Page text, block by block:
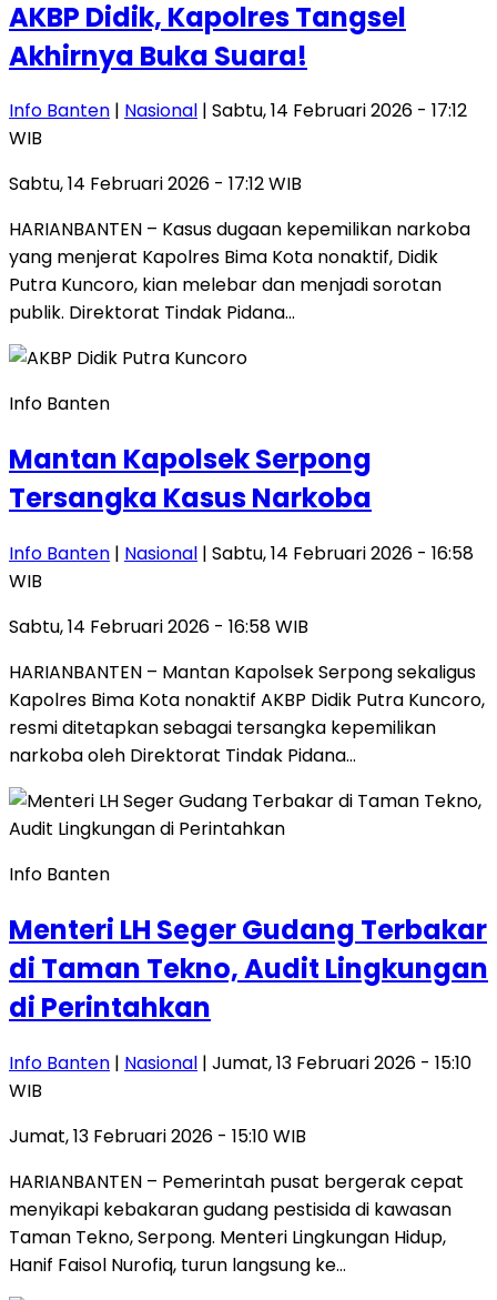
AKBP Didik, Kapolres Tangsel
Akhirnya Buka Suara!
Info Banten | Nasional | Sabtu, 14 Februari 2026 - 17:12
WIB
Sabtu, 14 Februari 2026 - 17:12 WIB
HARIANBANTEN – Kasus dugaan kepemilikan narkoba
yang menjerat Kapolres Bima Kota nonaktif, Didik
Putra Kuncoro, kian melebar dan menjadi sorotan
publik. Direktorat Tindak Pidana…
Info Banten
Mantan Kapolsek Serpong
Tersangka Kasus Narkoba
Info Banten | Nasional | Sabtu, 14 Februari 2026 - 16:58
WIB
Sabtu, 14 Februari 2026 - 16:58 WIB
HARIANBANTEN – Mantan Kapolsek Serpong sekaligus
Kapolres Bima Kota nonaktif AKBP Didik Putra Kuncoro,
resmi ditetapkan sebagai tersangka kepemilikan
narkoba oleh Direktorat Tindak Pidana…
Info Banten
Menteri LH Seger Gudang Terbakar
di Taman Tekno, Audit Lingkungan
di Perintahkan
Info Banten | Nasional | Jumat, 13 Februari 2026 - 15:10
WIB
Jumat, 13 Februari 2026 - 15:10 WIB
HARIANBANTEN – Pemerintah pusat bergerak cepat
menyikapi kebakaran gudang pestisida di kawasan
Taman Tekno, Serpong. Menteri Lingkungan Hidup,
Hanif Faisol Nurofiq, turun langsung ke…